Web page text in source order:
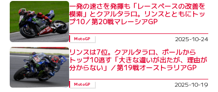
一発の速さを発揮も「レースペースの改善を
模索」とクアルタラロ。リンスとともにトッ
プ10／第20戦マレーシアGP
MotoGP 2025-10-24
リンスは7位。クアルタラロ、ポールから
トップ10逃す「大きな違いが出たが、理由が
分からない」／第19戦オーストラリアGP
MotoGP 2025-10-19